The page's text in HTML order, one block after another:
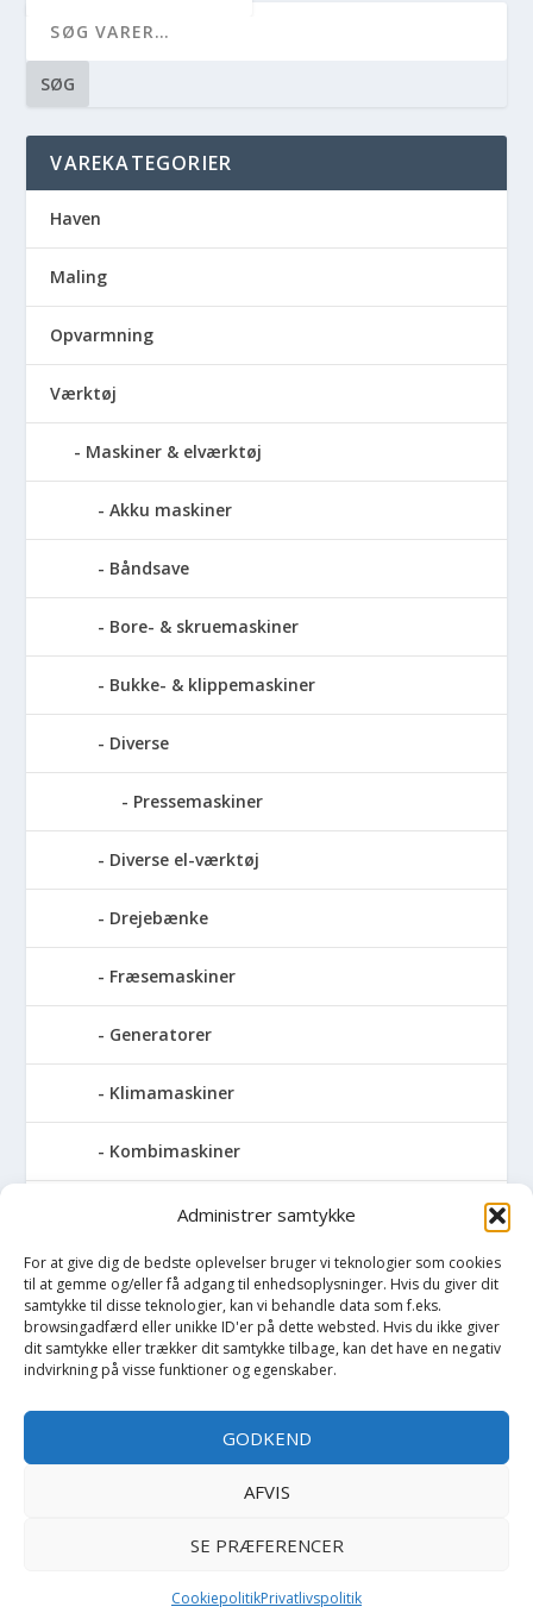
Administrer samtykke
For at give dig de bedste oplevelser bruger vi teknologier som cookies
til at gemme og/eller få adgang til enhedsoplysninger. Hvis du giver dit
samtykke til disse teknologier, kan vi behandle data som f.eks.
browsingadfærd eller unikke ID'er på dette websted. Hvis du ikke giver
dit samtykke eller trækker dit samtykke tilbage, kan det have en negativ
indvirkning på visse funktioner og egenskaber.
GODKEND
AFVIS
SE PRÆFERENCER
CookiepolitikPrivatlivspolitik
SØG
VAREKATEGORIER
Haven
Maling
Opvarmning
Værktøj
Maskiner & elværktøj
Akku maskiner
Båndsave
Bore- & skruemaskiner
Bukke- & klippemaskiner
Diverse
Pressemaskiner
Diverse el-værktøj
Drejebænke
Fræsemaskiner
Generatorer
Klimamaskiner
Kombimaskiner
Kompressor
Pressemaskiner
Save
Søjlebore- & bænkboremaskiner